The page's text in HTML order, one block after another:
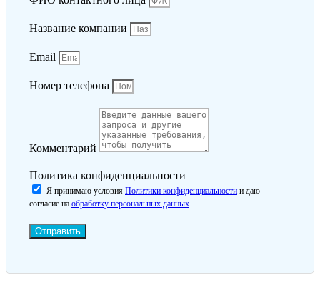
Название компании
Email
Номер телефона
Комментарий
Политика конфиденциальности
Я принимаю условия Политики конфиденциальности и даю
согласие на обработку персональных данных
Отправить